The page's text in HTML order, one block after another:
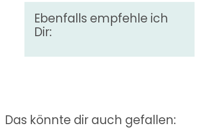
Ebenfalls empfehle ich
Dir:
Das könnte dir auch gefallen: